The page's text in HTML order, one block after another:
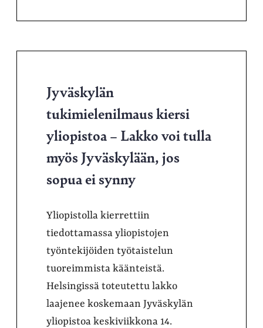
Jyväskylän
tukimielenilmaus kiersi
yliopistoa – Lakko voi tulla
myös Jyväskylään, jos
sopua ei synny
Yliopistolla kierrettiin
tiedottamassa yliopistojen
työntekijöiden työtaistelun
tuoreimmista käänteistä.
Helsingissä toteutettu lakko
laajenee koskemaan Jyväskylän
yliopistoa keskiviikkona 14.